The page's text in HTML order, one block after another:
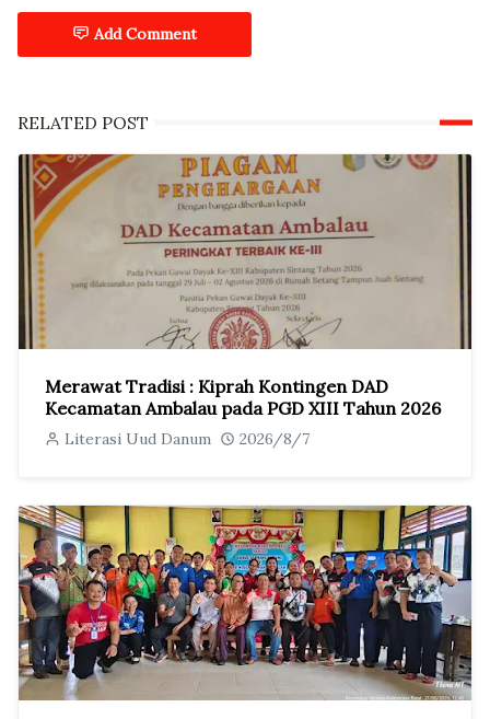
Add Comment
RELATED POST
Merawat Tradisi : Kiprah Kontingen DAD
Kecamatan Ambalau pada PGD XIII Tahun 2026
Literasi Uud Danum 2026/8/7